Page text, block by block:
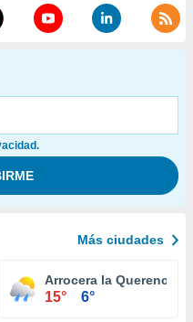
Más ciudades
Arrocera la Querencia
15° 6°